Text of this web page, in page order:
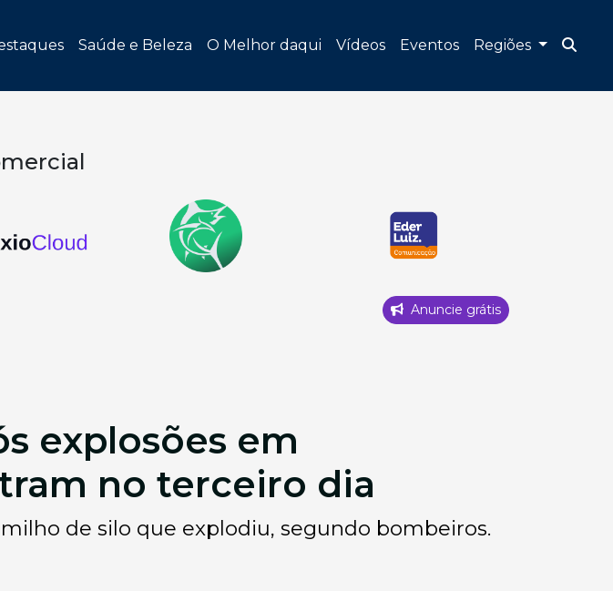
Saúde e Beleza O Melhor daqui Vídeos Eventos Regiões
Anuncie grátis
explosões em
no terceiro dia
de silo que explodiu, segundo bombeiros.